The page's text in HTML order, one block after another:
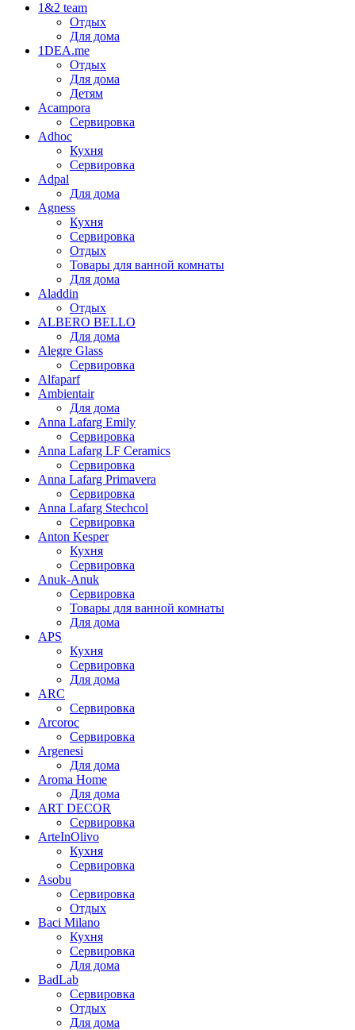
1&2 team
Отдых
Для дома
1DEA.me
Отдых
Для дома
Детям
Acampora
Сервировка
Adhoc
Кухня
Сервировка
Adpal
Для дома
Agness
Кухня
Сервировка
Отдых
Товары для ванной комнаты
Для дома
Aladdin
Отдых
ALBERO BELLO
Для дома
Alegre Glass
Сервировка
Alfaparf
Ambientair
Для дома
Anna Lafarg Emily
Сервировка
Anna Lafarg LF Ceramics
Сервировка
Anna Lafarg Primavera
Сервировка
Anna Lafarg Stechcol
Сервировка
Anton Kesper
Кухня
Сервировка
Anuk-Anuk
Сервировка
Товары для ванной комнаты
Для дома
APS
Кухня
Сервировка
Для дома
ARC
Сервировка
Arcoroc
Сервировка
Argenesi
Для дома
Aroma Home
Для дома
ART DECOR
Сервировка
ArteInOlivo
Кухня
Сервировка
Asobu
Сервировка
Отдых
Baci Milano
Кухня
Сервировка
Для дома
BadLab
Сервировка
Отдых
Для дома